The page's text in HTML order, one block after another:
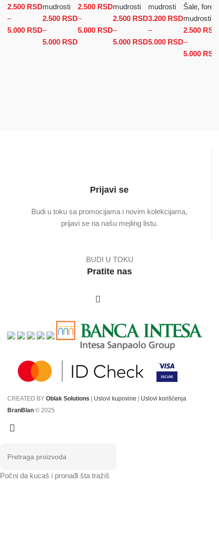
2.500 RSD
–
5.000 RSDRaspon cena: od 2.500 RSD do 5.000 RSD
mudrosti
2.500 RSD
–
5.000 RSD Raspon cena: od 2.500 RSD do
2.500 RSD
–
5.000 RSDRaspon cena: od 2.500 RSD
do 5.000 RSD
mudrosti
2.500 RSD
–
5.000 RSDRaspon cena: od
2.500 RSD do
mudrosti
3.200 RSD
–
5.000 RSDRaspon
cena: od
Šale, fore,
mudrosti
2.500 RSD
–
5.000 RSD
Prijavi se
Budi u toku sa promocijama i novim kolekcijama,
prijavi se na našu mejling listu.
BUDI U TOKU
Pratite nas
CREATED BY Oblak Solutions Uslovi kupovine
Uslovi korišćenja
BranBlan © 2025
Počni da kucaš i pronađi šta tražiš